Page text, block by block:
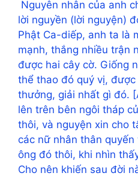
Nguyên nhân của anh
lời nguyền (lời nguyện)
Phật Ca-diếp, anh ta là
mạnh, thắng nhiều trận
được hai cây cờ. Giống
thể thao đó quý vị,
thưởng, giải nhất gì đó.
lên trên bên ngôi tháp
thôi, và nguyện xin cho
các nữ nhân thân
ông đó thôi, khi nhìn
Cho nên khiến sau đời